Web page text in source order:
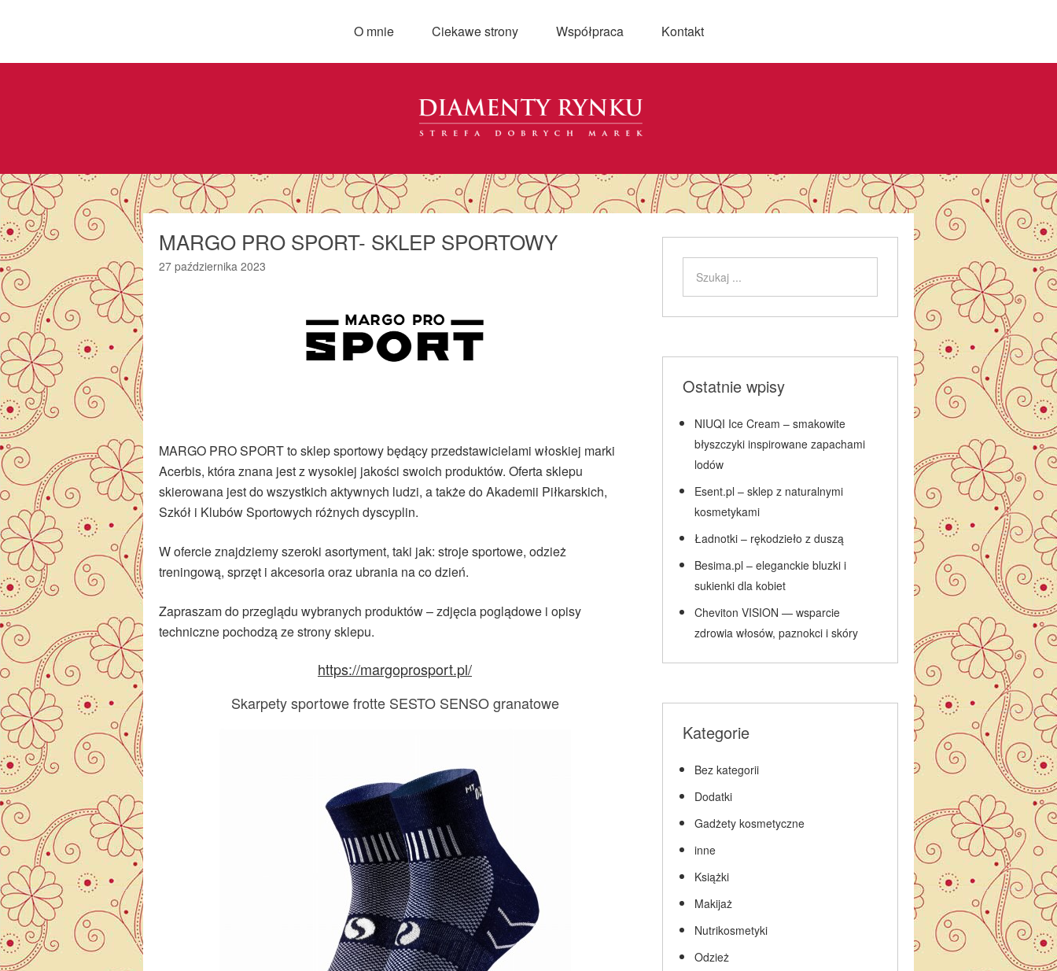
O mnie Ciekawe strony Współpraca Kontakt
MARGO PRO SPORT- SKLEP SPORTOWY
27 października 2023
MARGO PRO SPORT to sklep sportowy będący przedstawicielami włoskiej marki
Acerbis, która znana jest z wysokiej jakości swoich produktów. Oferta sklepu
skierowana jest do wszystkich aktywnych ludzi, a także do Akademii Piłkarskich,
Szkół i Klubów Sportowych różnych dyscyplin.
W ofercie znajdziemy szeroki asortyment, taki jak: stroje sportowe, odzież
treningową, sprzęt i akcesoria oraz ubrania na co dzień.
Zapraszam do przeglądu wybranych produktów – zdjęcia poglądowe i opisy
techniczne pochodzą ze strony sklepu.
https://margoprosport.pl/
Skarpety sportowe frotte SESTO SENSO granatowe
Ostatnie wpisy
NIUQI Ice Cream – smakowite
błyszczyki inspirowane zapachami
lodów
Esent.pl – sklep z naturalnymi
kosmetykami
Ładnotki – rękodzieło z duszą
Besima.pl – eleganckie bluzki i
sukienki dla kobiet
Cheviton VISION — wsparcie
zdrowia włosów, paznokci i skóry
Kategorie
Bez kategorii
Dodatki
Gadżety kosmetyczne
inne
Książki
Makijaż
Nutrikosmetyki
Odzież